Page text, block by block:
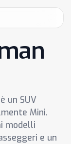
un SUV
Mini.
modelli
e un